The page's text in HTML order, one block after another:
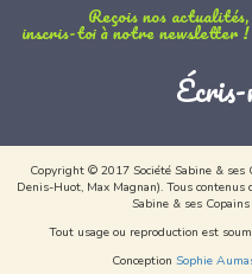
Reçois nos actualités,
inscris-toi à notre newsletter !
Copyright © 2017 Société Sabine & ses
Denis-Huot, Max Magnan). Tous
Sabine & ses
Tout usage ou reproduction est
Conception Sophie